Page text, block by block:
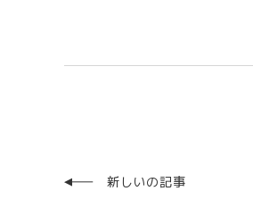
新しいの記事